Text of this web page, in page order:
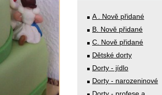
A . Nově přidané
B. Nově přidané
C. Nově přidané
Dětské dorty
Dorty - jídlo
Dorty - narozeninové